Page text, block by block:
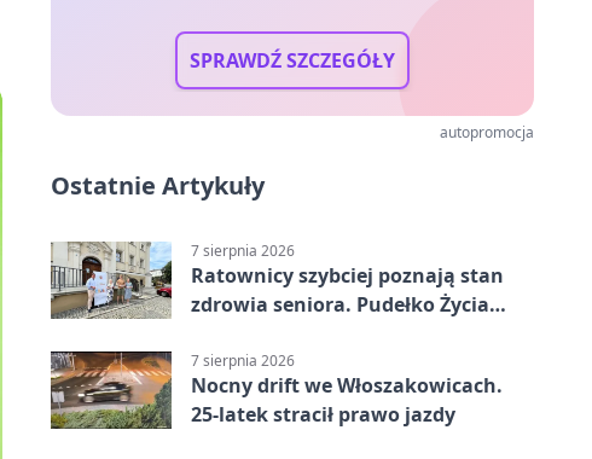
SPRAWDŹ SZCZEGÓŁY
autopromocja
Ostatnie Artykuły
7 sierpnia 2026
Ratownicy szybciej poznają stan
zdrowia seniora. Pudełko Życia
7 sierpnia 2026
Nocny drift we Włoszakowicach.
25-latek stracił prawo jazdy